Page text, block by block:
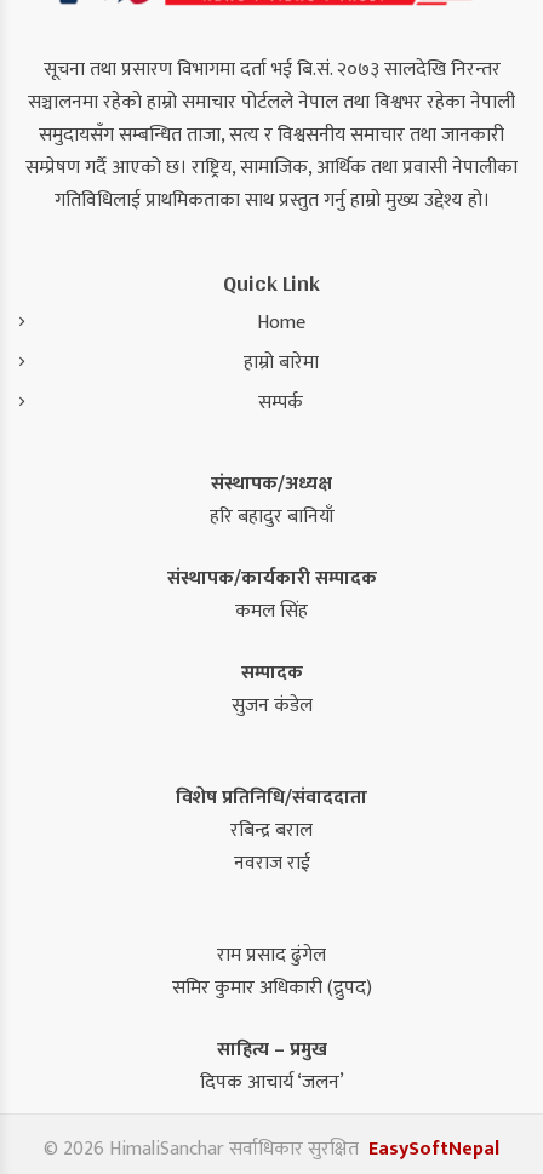
सूचना तथा प्रसारण विभागमा दर्ता भई बि.सं. २०७३ सालदेखि निरन्तर
सञ्चालनमा रहेको हाम्रो समाचार पोर्टलले नेपाल तथा विश्वभर रहेका नेपाली
समुदायसँग सम्बन्धित ताजा, सत्य र विश्वसनीय समाचार तथा जानकारी
सम्प्रेषण गर्दै आएको छ। राष्ट्रिय, सामाजिक, आर्थिक तथा प्रवासी नेपालीका
गतिविधिलाई प्राथमिकताका साथ प्रस्तुत गर्नु हाम्रो मुख्य उद्देश्य हो।
Quick Link
Home
हाम्रो बारेमा
सम्पर्क
संस्थापक/अध्यक्ष
हरि बहादुर बानियाँ
संस्थापक/कार्यकारी सम्पादक
कमल सिंह
सम्पादक
सुजन कंडेल
विशेष प्रतिनिधि/संवाददाता
रबिन्द्र बराल
नवराज राई
राम प्रसाद ढुंगेल
समिर कुमार अधिकारी (द्रुपद)
साहित्य – प्रमुख
दिपक आचार्य ‘जलन’
© 2026 HimaliSanchar सर्वाधिकार सुरक्षित EasySoftNepal